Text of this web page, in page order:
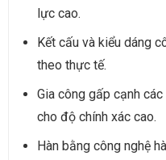
lực cao.
Kết cấu và kiểu dáng
theo thực tế.
Gia công gấp cạnh
cho độ chính xác cao.
Hàn bằng công nghệ